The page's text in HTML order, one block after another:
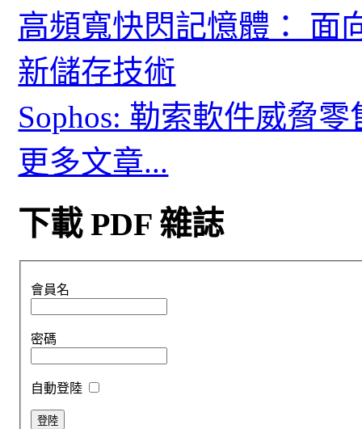
高頻寬快閃記憶體： 面
新儲存技術
Sophos: 勒索軟件威脅
更多文章...
下載 PDF 雜誌
會員名
密碼
自動登陸